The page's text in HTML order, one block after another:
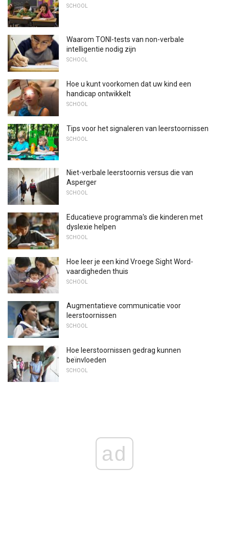
SCHOOL
Waarom TONI-tests van non-verbale
intelligentie nodig zijn
SCHOOL
Hoe u kunt voorkomen dat uw kind een
handicap ontwikkelt
SCHOOL
Tips voor het signaleren van leerstoornissen
SCHOOL
Niet-verbale leerstoornis versus die van
Asperger
SCHOOL
Educatieve programma's die kinderen met
dyslexie helpen
SCHOOL
Hoe leer je een kind Vroege Sight Word-
vaardigheden thuis
SCHOOL
Augmentatieve communicatie voor
leerstoornissen
SCHOOL
Hoe leerstoornissen gedrag kunnen
beïnvloeden
SCHOOL
ad